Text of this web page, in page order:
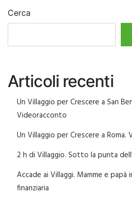
Cerca
Articoli recenti
Un Villaggio per Crescere a San
Videoracconto
Un Villaggio per Crescere a
2 h di Villaggio. Sotto la punta
Accade ai Villaggi. Mamme e papà
finanziaria